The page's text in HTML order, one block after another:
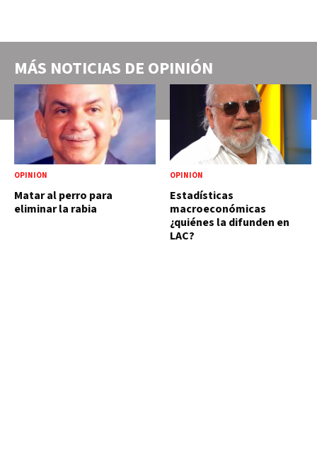
MÁS NOTICIAS DE OPINIÓN
OPINIÓN
Matar al perro para
eliminar la rabia
OPINIÓN
Estadísticas
macroeconómicas
¿quiénes la difunden en
LAC?